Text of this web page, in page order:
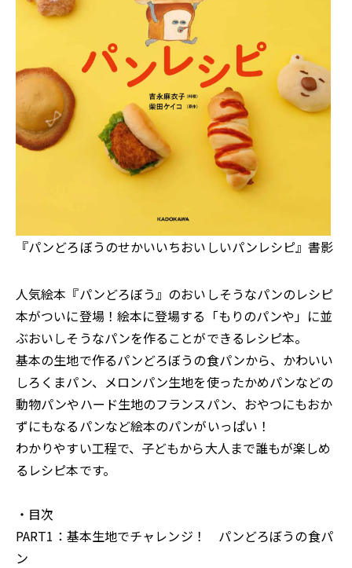
『パンどろぼうのせかいいちおいしいパンレシピ』書影
人気絵本『パンどろぼう』のおいしそうなパンのレシピ
本がついに登場！絵本に登場する「もりのパンや」に並
ぶおいしそうなパンを作ることができるレシピ本。
基本の生地で作るパンどろぼうの食パンから、かわいい
しろくまパン、メロンパン生地を使ったかめパンなどの
動物パンやハード生地のフランスパン、おやつにもおか
ずにもなるパンなど絵本のパンがいっぱい！
わかりやすい工程で、子どもから大人まで誰もが楽しめ
るレシピ本です。
・目次
PART1：基本生地でチャレンジ！ パンどろぼうの食パ
ン